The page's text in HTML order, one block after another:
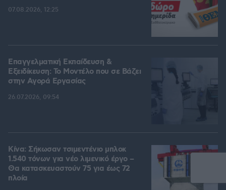
07.08.2026, 12:25
Επαγγελματική Εκπαίδευση &
Εξειδίκευση: Το Mοντέλο που σε Bάζει
στην Aγορά Eργασίας
26.07.2026, 09:54
Κίνα: Σήκωσαν τσιμεντένιο μπλοκ
1.540 τόνων για νέο λιμενικό έργο –
Θα κατασκευαστούν 75 για έως 72
πλοία